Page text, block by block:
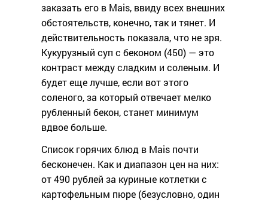
заказать его в Mais, ввиду всех внешних
обстоятельств, конечно, так и тянет. И
действительность показала, что не зря.
Кукурузный суп с беконом (450) — это
контраст между сладким и соленым. И
будет еще лучше, если вот этого
соленого, за который отвечает мелко
рубленный бекон, станет минимум
вдвое больше.
Список горячих блюд в Mais почти
бесконечен. Как и диапазон цен на них:
от 490 рублей за куриные котлетки с
картофельным пюре (безусловно, один